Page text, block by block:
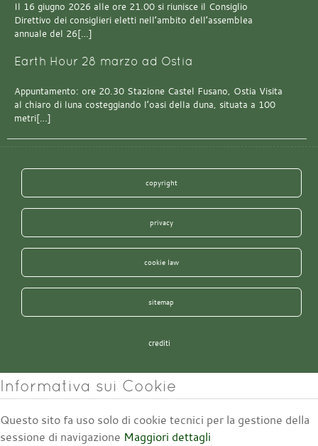
Il 16 giugno 2026 alle ore 21.00 si riunisce il Consiglio
Direttivo dei consiglieri eletti nell’ambito dell’assemblea
annuale del 26[…]
Earth Hour 28 marzo ad Ostia
Appuntamento: ore 20.30 Stazione Castel Fusano, Ostia Visita
al chiaro di luna costeggiando l’oasi della duna, situata a 100
metri[…]
copyright
privacy
cookie law
sitemap
crediti
Informativa sui Cookie
Questo sito fa uso solo di cookie tecnici per la gestione della
sessione di navigazione Maggiori dettagli